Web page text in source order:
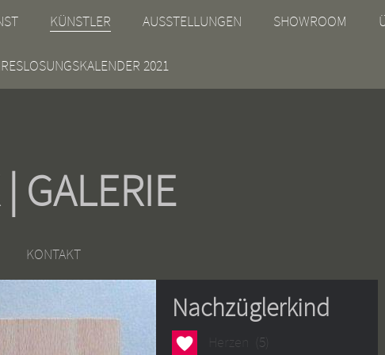
KÜNSTLER AUSSTELLUNGEN SHOWROOM
2021
GALERIE
KONTAKT
Nachzüglerkind
HerzenHerzen (5)